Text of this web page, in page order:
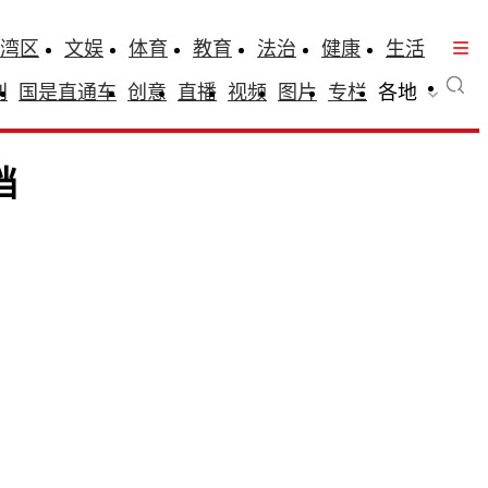
区 文娱 体育 教育 法治 健康
生活
国是直通车 创意 直播 视频 图片 专栏 各地